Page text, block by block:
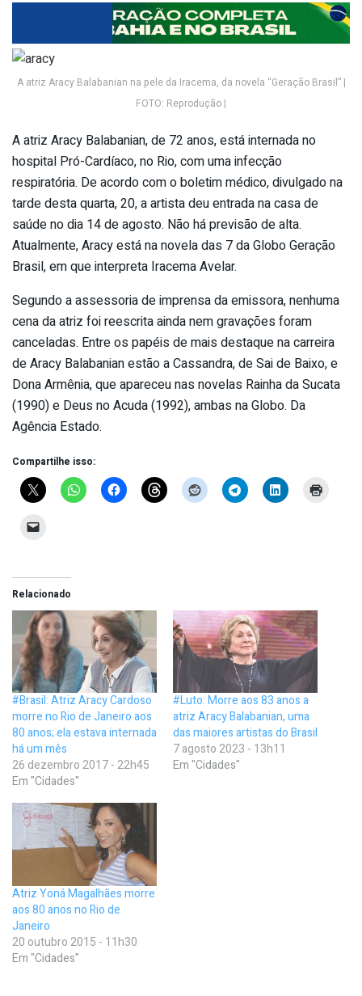
A atriz Aracy Balabanian na pele da Iracema, da novela “Geração Brasil” |
FOTO: Reprodução |
A atriz Aracy Balabanian, de 72 anos, está internada no
hospital Pró-Cardíaco, no Rio, com uma infecção
respiratória. De acordo com o boletim médico, divulgado na
tarde desta quarta, 20, a artista deu entrada na casa de
saúde no dia 14 de agosto. Não há previsão de alta.
Atualmente, Aracy está na novela das 7 da Globo Geração
Brasil, em que interpreta Iracema Avelar.
Segundo a assessoria de imprensa da emissora, nenhuma
cena da atriz foi reescrita ainda nem gravações foram
canceladas. Entre os papéis de mais destaque na carreira
de Aracy Balabanian estão a Cassandra, de Sai de Baixo, e
Dona Armênia, que apareceu nas novelas Rainha da Sucata
(1990) e Deus no Acuda (1992), ambas na Globo. Da
Agência Estado.
Compartilhe isso:
Relacionado
#Brasil: Atriz Aracy Cardoso
morre no Rio de Janeiro aos
80 anos; ela estava internada
há um mês
26 dezembro 2017 - 22h45
Em "Cidades"
#Luto: Morre aos 83 anos a
atriz Aracy Balabanian, uma
das maiores artistas do Brasil
7 agosto 2023 - 13h11
Em "Cidades"
Atriz Yoná Magalhães morre
aos 80 anos no Rio de
Janeiro
20 outubro 2015 - 11h30
Em "Cidades"